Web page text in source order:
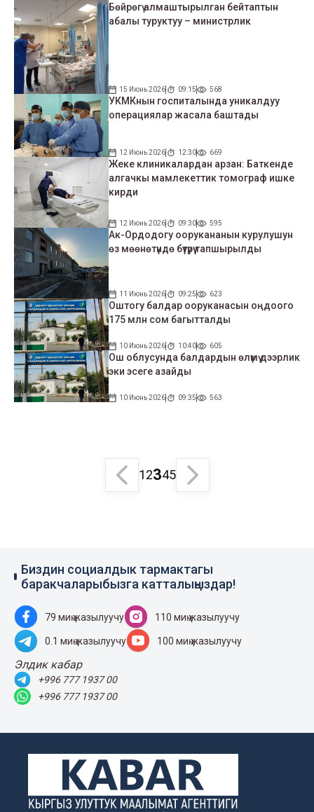
Бөйрөгү алмаштырылган бейтаптын
абалы туруктуу – министрлик
15 Июнь 2026 09:15 568
УКМКнын госпиталында уникалдуу
операциялар жасала баштады
12 Июнь 2026 12:30 669
Жеке клиникалардан арзан: Баткенде
алгачкы мамлекеттик томограф ишке
кирди
12 Июнь 2026 09:30 595
Ак-Ордодогу оорукананын курулушун
өз мөөнөтүндө бүтүрүү тапшырылды
11 Июнь 2026 09:25 623
Оштогу балдар ооруканасын оңдоого
175 млн сом багытталды
10 Июнь 2026 10:40 605
Ош облусунда балдардын өлүмү дээрлик
эки эсеге азайды
10 Июнь 2026 09:35 563
12345
Биздин социалдык тармактагы
баракчаларыбызга катталыңыздар!
79 миң жазылуучу 110 миң жазылуучу
0.1 миң жазылуучу 100 миң жазылуучу
Элдик кабар
+996 777 1937 00
+996 777 1937 00